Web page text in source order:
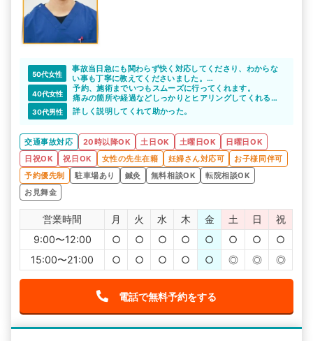
50代女性
事故当日急にも関わらず快く対応してくださり、わからな
い事も丁寧に教えてくださいました。
整形外科も紹介してくださったので不安があっという間に
消えました。
皆様親切で雰囲気もよく、技術もよいのでここに通院でき
てよかったです。
ありがとうございました。
40代女性
予約、施術までいつもスムーズに行ってくれます。
痛みの箇所や経過などしっかりとヒアリングしてくれるの
で安心して通院しています。
30代男性 詳しく説明してくれて助かった。
交通事故対応 20時以降OK 土日OK 土曜日OK
日曜日OK
日祝OK
祝日OK 女性の先生在籍 妊婦さん対応可
お子様同伴可
予約優先制
駐車場あり 鍼灸 無料相談OK
転院相談OK
お見舞金
営業時間 月 火 水 木 金 土 日
祝
9:00〜12:00
○ ○ ○ ○ ○ ○ ○
○
15:00〜21:00
○ ○ ○ ○ ○ ◎ ◎ ◎
電話で無料予約をする